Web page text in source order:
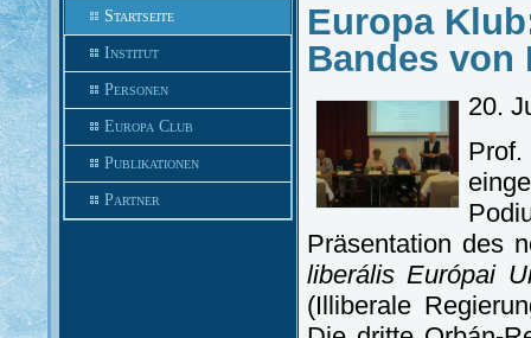
Startseite
Institut
Personen
Europa Club
Publikationen
Partner
Europa
Bandes von
20.
Präsentation des
liberális Európai
(Illiberale